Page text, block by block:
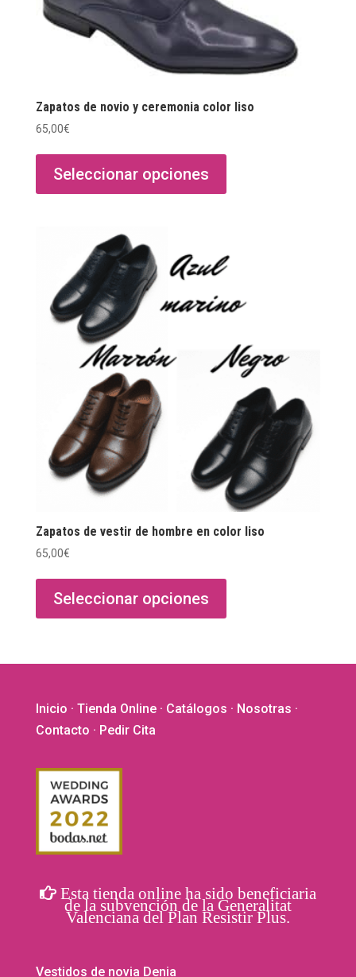
Zapatos de novio y ceremonia color liso
65,00€
Seleccionar opciones
tiene
Las
se
elegir
en
página
de
producto
Zapatos de vestir de hombre en color liso
65,00€
Seleccionar opciones
tiene
opciones
Inicio · Tienda Online· Catálogos · Nosotras ·
Contacto · Pedir Cita
Esta tienda online ha sido beneficiaria
de la subvención de la Generalitat
Valenciana del Plan Resistir Plus.
Vestidos de novia Denia